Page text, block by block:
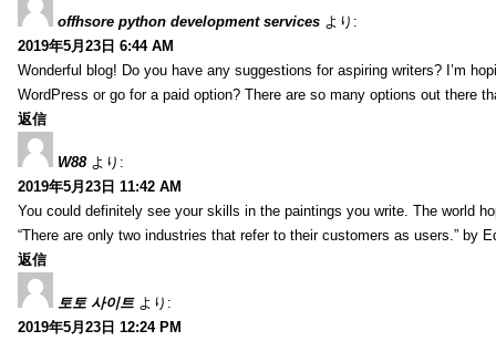
offhsore python development services より:
2019年5月23日 6:44 AM
Wonderful blog! Do you have any suggestions for aspiring writers? I’m
WordPress or go for a paid option? There are so many options out there
返信
W88 より:
2019年5月23日 11:42 AM
You could definitely see your skills in the paintings you write. The world
“There are only two industries that refer to their customers as users.” by
返信
토토 사이트 より:
2019年5月23日 12:24 PM